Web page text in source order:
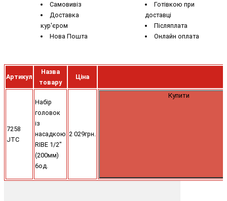
Самовивіз
Доставка
кур'єром
Нова Пошта
Готівкою при
доставці
Післяплата
Онлайн оплата
Артикул
Назва
товару
Ціна
7258
JTC
Набір
головок
із
насадкою
RIBE 1/2"
(200мм)
6од.
2 029грн.
Купити